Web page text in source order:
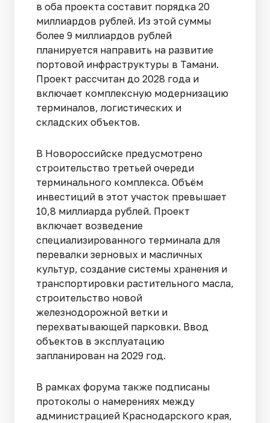
в оба проекта составит порядка 20
миллиардов рублей. Из этой суммы
более 9 миллиардов рублей
планируется направить на развитие
портовой инфраструктуры в Тамани.
Проект рассчитан до 2028 года и
включает комплексную модернизацию
терминалов, логистических и
складских объектов.
В Новороссийске предусмотрено
строительство третьей очереди
терминального комплекса. Объём
инвестиций в этот участок превышает
10,8 миллиарда рублей. Проект
включает возведение
специализированного терминала для
перевалки зерновых и масличных
культур, создание системы хранения и
транспортировки растительного масла,
строительство новой
железнодорожной ветки и
перехватывающей парковки. Ввод
объектов в эксплуатацию
запланирован на 2029 год.
В рамках форума также подписаны
протоколы о намерениях между
администрацией Краснодарского края,